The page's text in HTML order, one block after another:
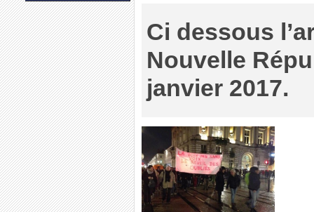
Ci dessous
Nouvelle
janvier 2017.